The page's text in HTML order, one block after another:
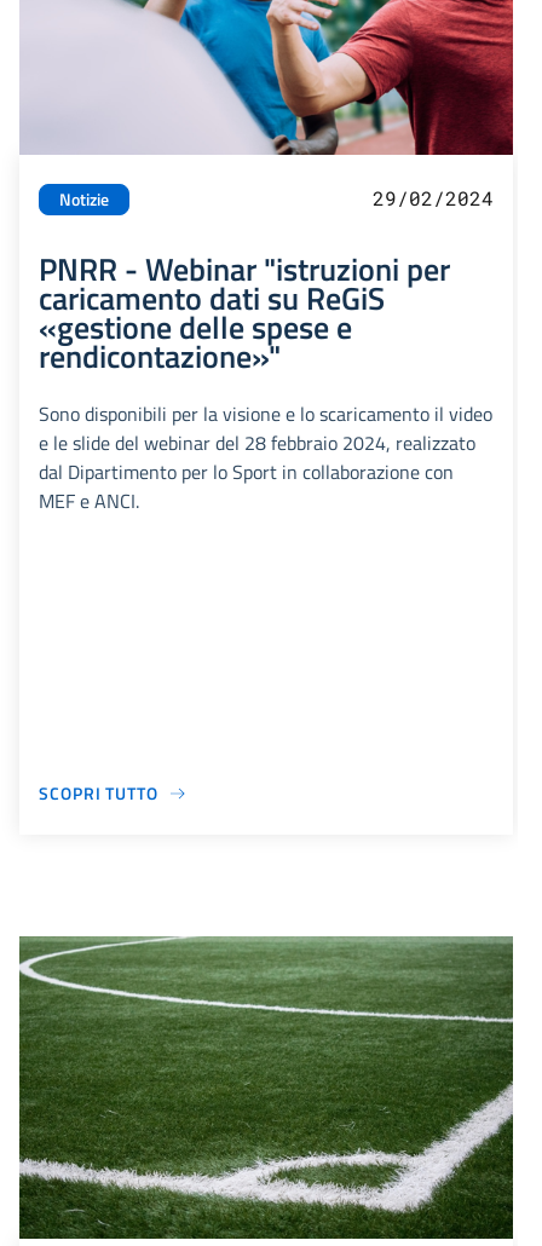
Notizie 29/02/2024
PNRR - Webinar "istruzioni per
caricamento dati su ReGiS
«gestione delle spese e
rendicontazione»"
Sono disponibili per la visione e lo scaricamento il video
e le slide del webinar del 28 febbraio 2024, realizzato
dal Dipartimento per lo Sport in collaborazione con
MEF e ANCI.
SCOPRI TUTTO